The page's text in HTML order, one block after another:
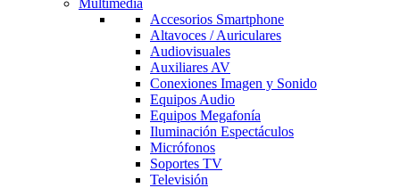
Multimedia
Accesorios Smartphone
Altavoces / Auriculares
Audiovisuales
Auxiliares AV
Conexiones Imagen y Sonido
Equipos Audio
Equipos Megafonía
Iluminación Espectáculos
Micrófonos
Soportes TV
Televisión